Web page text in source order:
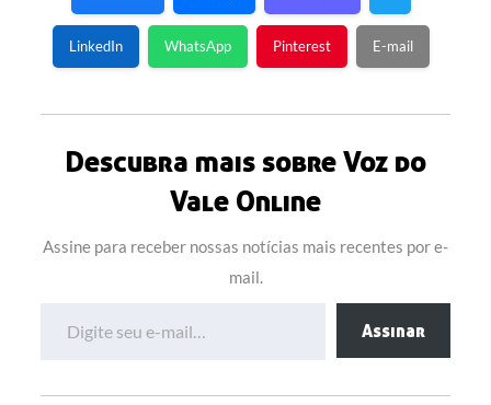
LinkedIn WhatsApp Pinterest E-mail
Descubra mais sobre Voz do
Vale Online
Assine para receber nossas notícias mais recentes por e-
mail.
Assinar